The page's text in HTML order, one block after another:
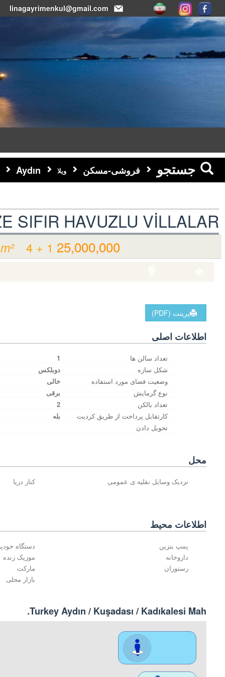
linagayrimenkul@gmail.com
جستجو فروشی-مسکن ویلا Aydın
SIFIR HAVUZLU VİLLALAR
25,000,000 TL
4 + 1
پرینت (PDF)
اطلاعات اصلی
تعداد سالن ها
1
شکل سازه
دوبلکس
وضعیت فضای مورد استفاده
خالی‌
نوع گرمایش
برقی
تعداد بالکن
2
کارتقابل پرداخت از طریق کردیت
بله
تحویل دادن
محل
کنار دریا نزدیک وسایل نقلیه ی عمومی
اطلاعات محیط
دستگاه
پمپ بنزین
موزیک زنده
داروخانه
مارکت
رستوران
بازار محلی
Turkey Aydın / Kuşadası / Kadıkalesi Mah.